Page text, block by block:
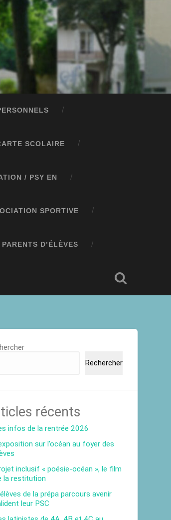
SCOLAIRE
/ PSY EN
SPORTIVE
D’ÉLÈVES
Rechercher
récents
infos de la rentrée 2026
sur l’océan au foyer des
inclusif « poésie-océan », le film
la restitution
de la prépa parcours avenir
leur PSC